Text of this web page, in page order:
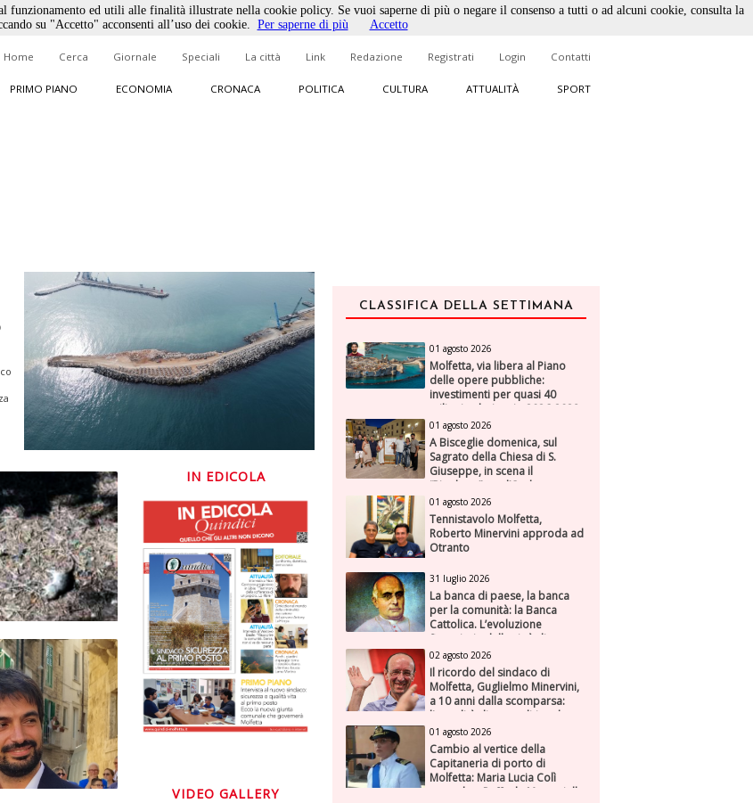
Home Cerca Giornale Speciali La città Link Redazione Registrati Login Contatti
PRIMO PIANO ECONOMIA CRONACA POLITICA CULTURA ATTUALITÀ SPORT
IN EDICOLA
VIDEO GALLERY
CLASSIFICA DELLA SETTIMANA
01 agosto 2026
Molfetta, via libera al Piano
delle opere pubbliche:
investimenti per quasi 40
milioni nel triennio 2026-2028
01 agosto 2026
A Bisceglie domenica, sul
Sagrato della Chiesa di S.
Giuseppe, in scena il
“Rigoletto” con l’Orchestra
Sinfonica Federiciana
01 agosto 2026
Tennistavolo Molfetta,
Roberto Minervini approda ad
Otranto
31 luglio 2026
La banca di paese, la banca
per la comunità: la Banca
Cattolica. L’evoluzione
finanziaria della città di
Molfetta (Parte seconda)
02 agosto 2026
Il ricordo del sindaco di
Molfetta, Guglielmo Minervini,
a 10 anni dalla scomparsa:
l'attualità di una politica che
genera futuro
01 agosto 2026
Cambio al vertice della
Capitaneria di porto di
Molfetta: Maria Lucia Colì
succede a Raffaele Muscariello
ed utili alle finalità illustrate nella cookie policy. Se vuoi saperne di più o negare il consenso a tutti o ad alcuni cookie, consulta la
su "Accetto" acconsenti all’uso dei cookie. Per saperne di più Accetto